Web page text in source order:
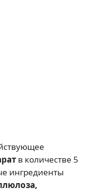
в количестве 5
ингредиенты